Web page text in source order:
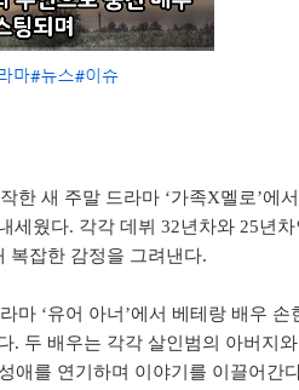
한 새 주말 드라마 ‘가족X멜로’에
세웠다. 각각 데뷔 32년차와 25년
복잡한 감정을 그려낸다.
마 ‘유어 아너’에서 베테랑 배우 손
. 두 배우는 각각 살인범의 아버지
애를 연기하며 이야기를 이끌어간